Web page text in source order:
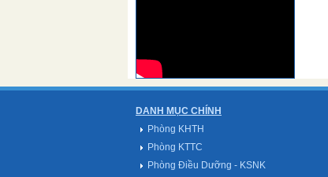
DANH MỤC CHÍNH
Phòng KHTH
Phòng KTTC
Phòng Điều Dưỡng - KSNK